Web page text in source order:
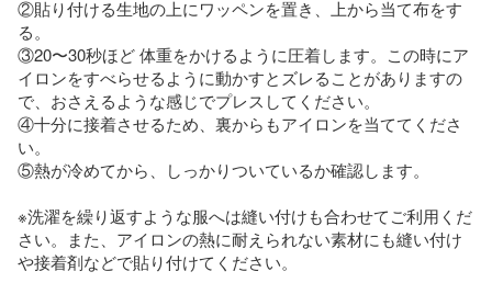
②貼り付ける生地の上にワッペンを置き、上から当て布をす
る。
③20〜30秒ほど 体重をかけるように圧着します。この時にア
イロンをすべらせるように動かすとズレることがありますの
で、おさえるような感じでプレスしてください。
④十分に接着させるため、裏からもアイロンを当ててくださ
い。
⑤熱が冷めてから、しっかりついているか確認します。
※洗濯を繰り返すような服へは縫い付けも合わせてご利用くだ
さい。また、アイロンの熱に耐えられない素材にも縫い付け
や接着剤などで貼り付けてください。